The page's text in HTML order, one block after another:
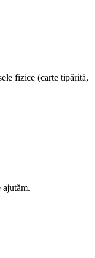
fizice (carte tipărită,